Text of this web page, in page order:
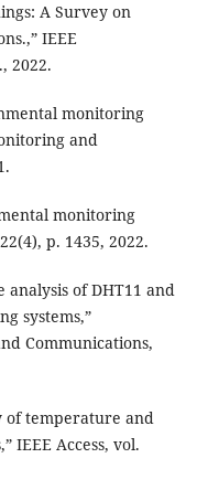
A Survey on
IEEE
2022.
monitoring
and
monitoring
p. 1435, 2022.
analysis of DHT11 and
systems,”
Communications,
of temperature and
IEEE Access, vol.